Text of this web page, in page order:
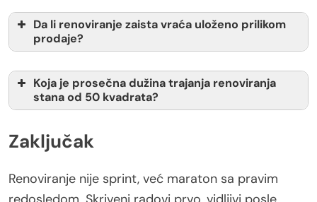
Da li renoviranje zaista vraća uloženo prilikom
prodaje?
Koja je prosečna dužina trajanja renoviranja
stana od 50 kvadrata?
Zaključak
Renoviranje nije sprint, već maraton sa pravim